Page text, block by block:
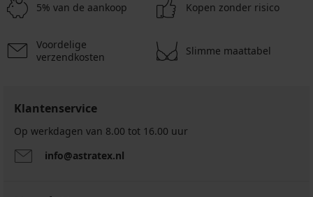
5% van de aankoop Kopen zonder risico
Voordelige
verzendkosten
Slimme maattabel
Klantenservice
Op werkdagen van 8.00 tot 16.00 uur
info@astratex.nl